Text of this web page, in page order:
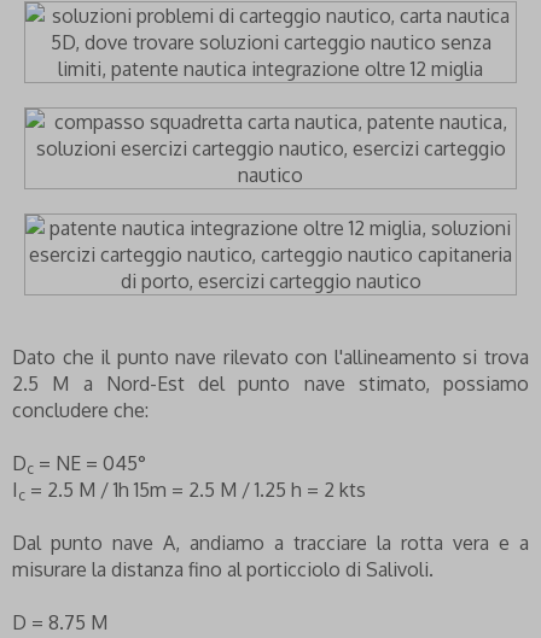
Dato che il punto nave rilevato con l'allineamento si trova
2.5 M a Nord-Est del punto nave stimato, possiamo
concludere che:
Dc = NE = 045°
I c = 2.5 M / 1h 15m = 2.5 M / 1.25 h = 2 kts
Dal punto nave A, andiamo a tracciare la rotta vera e a
misurare la distanza fino al porticciolo di Salivoli.
D = 8.75 M